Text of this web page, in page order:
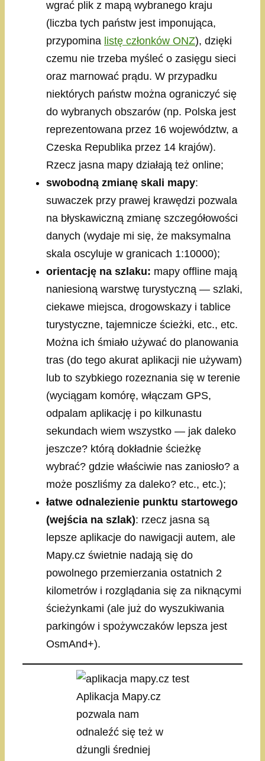
wgrać plik z mapą wybranego kraju
(liczba tych państw jest imponująca,
przypomina listę członków ONZ), dzięki
czemu nie trzeba myśleć o zasięgu sieci
oraz marnować prądu. W przypadku
niektórych państw można ograniczyć się
do wybranych obszarów (np. Polska jest
reprezentowana przez 16 województw, a
Czeska Republika przez 14 krajów).
Rzecz jasna mapy działają też online;
swobodną zmianę skali mapy:
suwaczek przy prawej krawędzi pozwala
na błyskawiczną zmianę szczegółowości
danych (wydaje mi się, że maksymalna
skala oscyluje w granicach 1:10000);
orientację na szlaku: mapy offline mają
naniesioną warstwę turystyczną — szlaki,
ciekawe miejsca, drogowskazy i tablice
turystyczne, tajemnicze ścieżki, etc., etc.
Można ich śmiało używać do planowania
tras (do tego akurat aplikacji nie używam)
lub to szybkiego rozeznania się w terenie
(wyciągam komórę, włączam GPS,
odpalam aplikację i po kilkunastu
sekundach wiem wszystko — jak daleko
jeszcze? którą dokładnie ścieżkę
wybrać? gdzie właściwie nas zaniosło? a
może poszliśmy za daleko? etc., etc.);
łatwe odnalezienie punktu startowego
(wejścia na szlak): rzecz jasna są
lepsze aplikacje do nawigacji autem, ale
Mapy.cz świetnie nadają się do
powolnego przemierzania ostatnich 2
kilometrów i rozglądania się za niknącymi
ścieżynkami (ale już do wyszukiwania
parkingów i spożywczaków lepsza jest
OsmAnd+).
Aplikacja Mapy.cz
pozwala nam
odnaleźć się też w
dżungli średniej